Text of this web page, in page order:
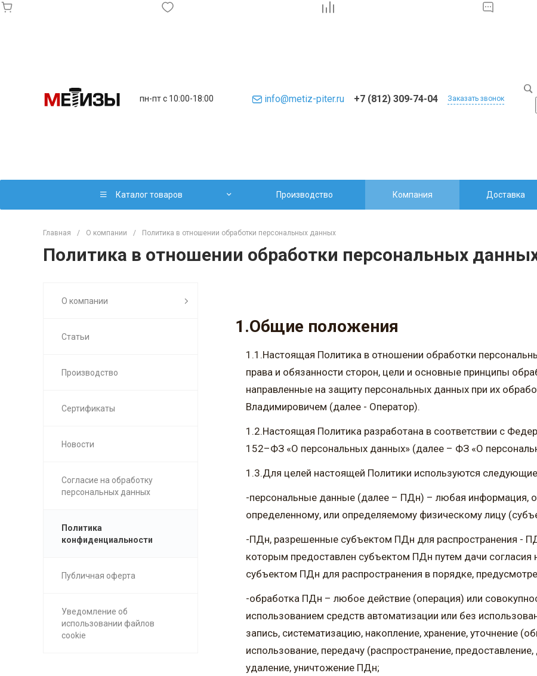
пн-пт с 10:00-18:00 info@metiz-piter.ru +7 (812) 309-74-04 Заказать звонок
Каталог товаров Производство Компания Доставка
Главная / О компании / Политика в отношении обработки персональных данных
Политика в отношении обработки персональных
О компании
Статьи
Производство
Сертификаты
Новости
Согласие на обработку
персональных данных
Политика
конфиденциальности
Публичная оферта
Уведомление об
использовании файлов
cookie
1.Общие положения
1.1.Настоящая Политика в отношении обработки
права и обязанности сторон, цели и основные принципы
направленные на защиту персональных данных при их
Владимировичем (далее - Оператор).
1.2.Настоящая Политика разработана в соответствии с
152–ФЗ «О персональных данных» (далее – ФЗ «О
1.3.Для целей настоящей Политики используются
-персональные данные (далее – ПДн) – любая информация,
определенному, или определяемому физическому лицу
-ПДн, разрешенные субъектом ПДн для распространения -
которым предоставлен субъектом ПДн путем дачи
субъектом ПДн для распространения в порядке,
-обработка ПДн – любое действие (операция) или
использованием средств автоматизации или без
запись, систематизацию, накопление, хранение, уточнение
использование, передачу (распространение,
удаление, уничтожение ПДн;